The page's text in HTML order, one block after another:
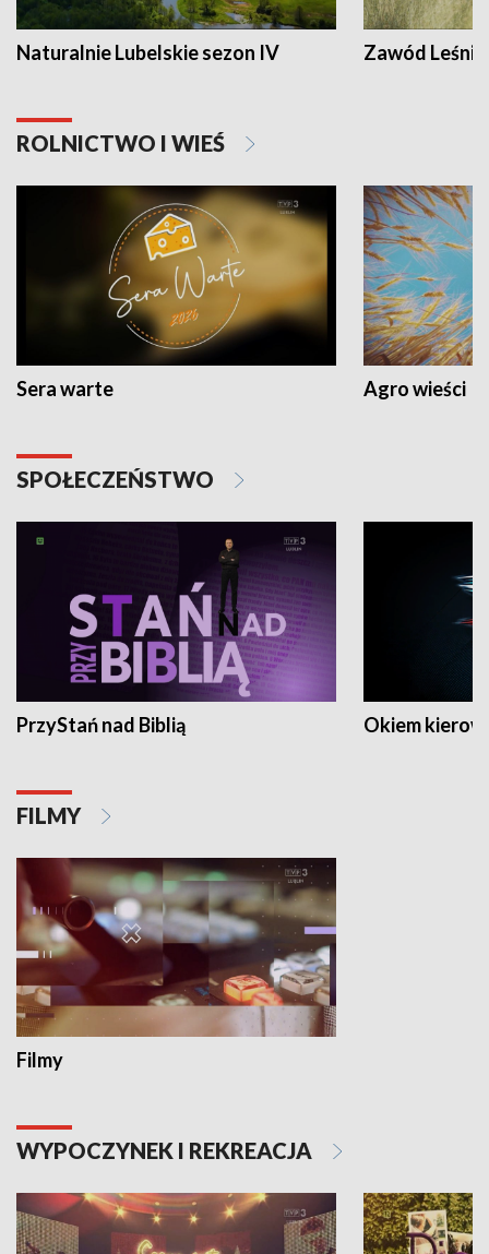
Naturalnie Lubelskie sezon IV Zawód Leśnik
ROLNICTWO I WIEŚ
Sera warte Agro wieści
SPOŁECZEŃSTWO
PrzyStań nad Biblią Okiem
FILMY
Filmy
WYPOCZYNEK I REKREACJA